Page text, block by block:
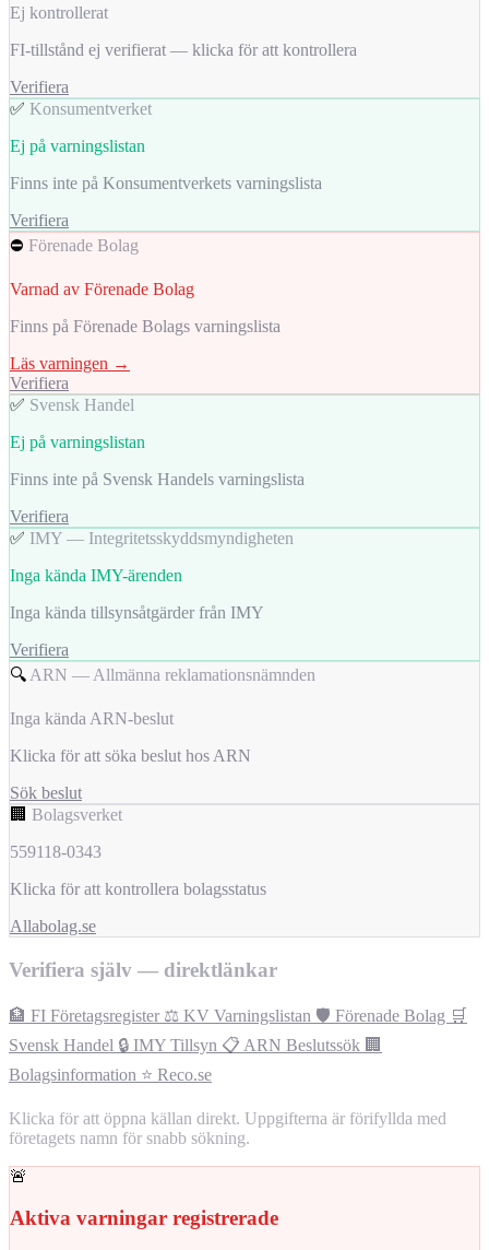
Ej kontrollerat
FI-tillstånd ej verifierat — klicka för att kontrollera
Verifiera
✅ Konsumentverket
Ej på varningslistan
Finns inte på Konsumentverkets varningslista
Verifiera
⛔ Förenade Bolag
Varnad av Förenade Bolag
Finns på Förenade Bolags varningslista
Läs varningen →
Verifiera
✅ Svensk Handel
Ej på varningslistan
Finns inte på Svensk Handels varningslista
Verifiera
✅ IMY — Integritetsskyddsmyndigheten
Inga kända IMY-ärenden
Inga kända tillsynsåtgärder från IMY
Verifiera
🔍 ARN — Allmänna reklamationsnämnden
Inga kända ARN-beslut
Klicka för att söka beslut hos ARN
Sök beslut
🏢 Bolagsverket
559118-0343
Klicka för att kontrollera bolagsstatus
Allabolag.se
Verifiera själv — direktlänkar
🏦 FI Företagsregister ⚖️ KV Varningslistan 🛡️ Förenade Bolag 🛒
Svensk Handel 🔒 IMY Tillsyn 📋 ARN Beslutssök 🏢
Bolagsinformation ⭐ Reco.se
Klicka för att öppna källan direkt. Uppgifterna är förifyllda med
företagets namn för snabb sökning.
🚨
Aktiva varningar registrerade